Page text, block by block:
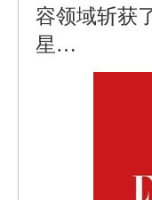
容领域斩获
星…